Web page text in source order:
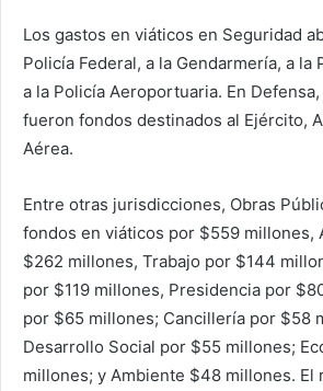
Los gastos en viáticos en Seguridad
Policía Federal, a la Gendarmería, a la
a la Policía Aeroportuaria. En
fueron fondos destinados al Ejército,
Aérea.
Entre otras jurisdicciones, Obras
fondos en viáticos por $559 millones,
$262 millones, Trabajo por $144
por $119 millones, Presidencia por
por $65 millones; Cancillería por $58
Desarrollo Social por $55 millones;
millones; y Ambiente $48 millones. El